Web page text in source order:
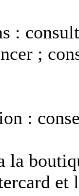
:
;
:
la
et